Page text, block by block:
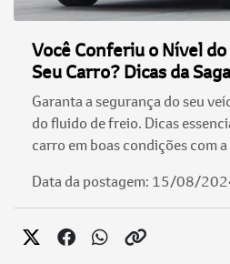
Você Conferiu o Nível
Seu Carro? Dicas da
Garanta a segurança do seu
do fluido de freio. Dicas
carro em boas condições com a
Data da postagem: 15/08/